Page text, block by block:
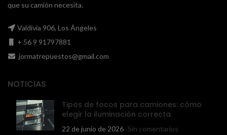
que su camión necesita.
Valdivia 906, Los Ángeles
+ 56 9 91797881
jormatrepuestos@gmail.com
NOTICIAS
Tipos de focos para camiones: cómo
elegir la iluminación correcta
22 de junio de 2026 Sin comentarios